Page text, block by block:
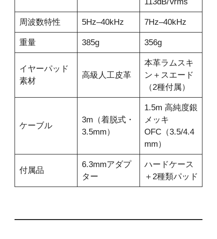
113dB/Vrms
周波数特性 5Hz–40kHz 7Hz–40kHz
重量 385g 356g
イヤーパッド
素材
高級人工皮革
本革ラムスキ
ン＋スエード
（2種付属）
ケーブル
3m（着脱式・
3.5mm）
1.5m 高純度銀
メッキ
OFC（3.5/4.4
mm）
付属品
6.3mmアダプ
ター
ハードケース
＋2種類パッド